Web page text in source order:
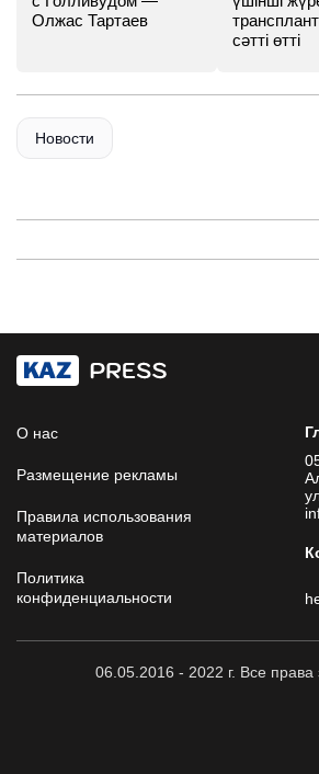
Олжас Тартаев
сәтті өтті
Новости
О нас
Размещение рекламы
Правила использования
материалов
Политика
конфиденциальности
06.05.2016 - 2022 г. Все